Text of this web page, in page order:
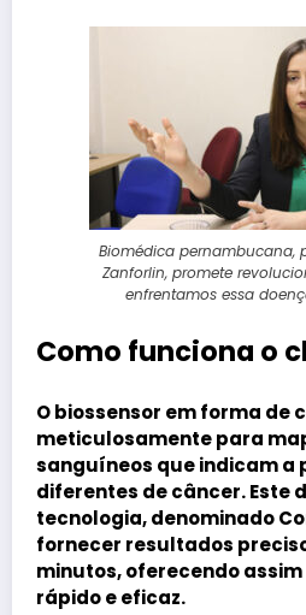
Biomédica pernambucana,
Zanforlin, promete
enfrentamos essa
Como funciona o
O biossensor em forma de
meticulosamente para
sanguíneos que indicam a
diferentes de câncer. Este
tecnologia, denominado
fornecer resultados
minutos, oferecendo
rápido e eficaz.